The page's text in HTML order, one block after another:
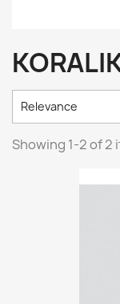
Relevance
Showing 1-2 of 2